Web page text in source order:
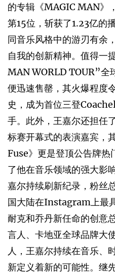
的专辑《MAGIC MAN》
第15位，斩获了1.23亿的
同音乐风格中的游刃有余
自我的创新精神。值得一
MAN WORLD TOUR”全
便迅速售罄，其火爆程度
史，成为首位三登
手。此外，王嘉尔还担任
标赛开幕式的表演嘉宾，
Fuse》更是登顶公告牌热
了他在音乐领域的强大影
嘉尔持续刷新纪录，粉丝
国大陆在Instagram上最
耐克和乔丹新任命的创意
言人、卡地亚全球品牌大
人，王嘉尔持续在音乐、
新定义着新的可能性。继